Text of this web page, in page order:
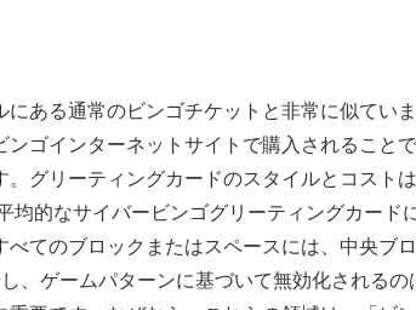
ある通常のビンゴチケットと非常に似てい
ゴインターネットサイトで購入されること
グリーティングカードのスタイルとコスト
的なサイバービンゴグリーティングカード
てのブロックまたはスペースには、中央ブ
、ゲームパターンに基づいて無効化されるの